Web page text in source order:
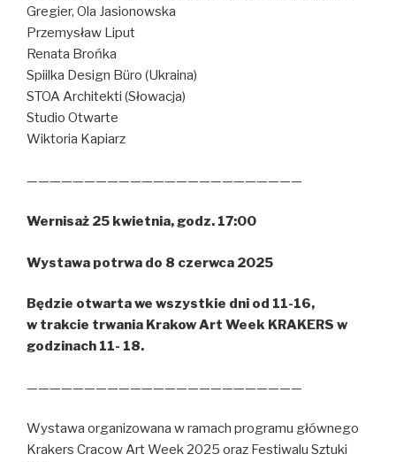
Gregier, Ola Jasionowska
Przemysław Liput
Renata Brońka
Spiilka Design Büro (Ukraina)
STOA Architekti (Słowacja)
Studio Otwarte
Wiktoria Kapiarz
————————————————————————
Wernisaż 25 kwietnia, godz. 17:00
Wystawa potrwa do 8 czerwca 2025
Będzie otwarta we wszystkie dni od 11-16,
w trakcie trwania Krakow Art Week KRAKERS w
godzinach 11- 18.
————————————————————————
Wystawa organizowana w ramach programu głównego
Krakers Cracow Art Week 2025 oraz Festiwalu Sztuki